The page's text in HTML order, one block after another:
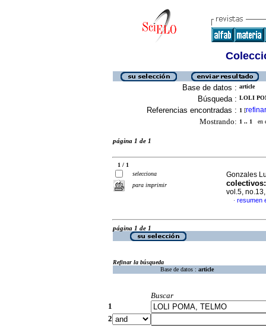
Base de datos : article
Búsqueda : LOLI
Referencias encontradas : 1 [refinar
Mostrando: 1 .. 1 en
página 1 de 1
1 / 1
selecciona
para imprimir
Gonzales
vol.5,
· resumen
página 1 de 1
Refinar la búsqueda
Base de datos : article
Buscar
1
2